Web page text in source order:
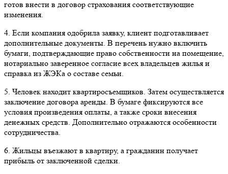
готов внести в договор страхования соответствующие
изменения.
4. Если компания одобрила заявку, клиент подготавливает
дополнительные документы. В перечень нужно включить
бумаги, подтверждающие право собственности на помещение,
нотариально заверенное согласие всех владельцев жилья и
справка из ЖЭКа о составе семьи.
5. Человек находит квартиросъемщиков. Затем осуществляется
заключение договора аренды. В бумаге фиксируются все
условия произведения оплаты, а также сроки внесения
денежных средств. Дополнительно отражаются особенности
сотрудничества.
6. Жильцы въезжают в квартиру, а гражданин получает
прибыль от заключенной сделки.